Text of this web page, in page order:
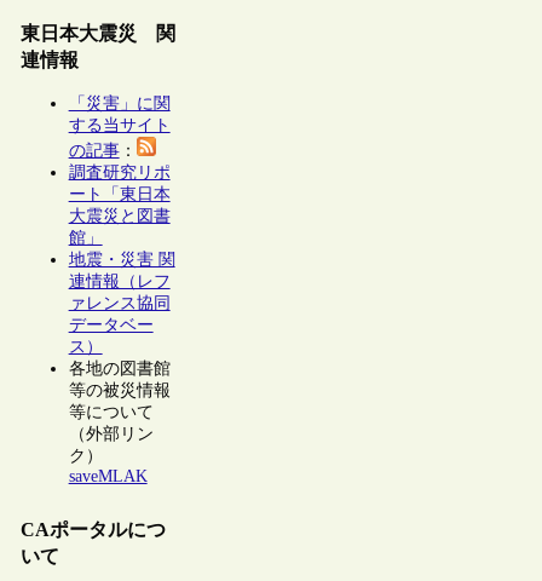
東日本大震災 関
連情報
「災害」に関
する当サイト
の記事：
調査研究リポ
ート「東日本
大震災と図書
館」
地震・災害 関
連情報（レフ
ァレンス協同
データベー
ス）
各地の図書館
等の被災情報
等について
（外部リン
ク）
saveMLAK
CAポータルにつ
いて